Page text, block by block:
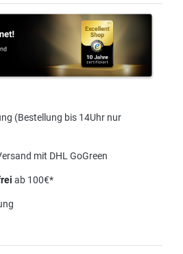
(Bestellung bis 14Uhr nur
mit DHL GoGreen
ab 100€*